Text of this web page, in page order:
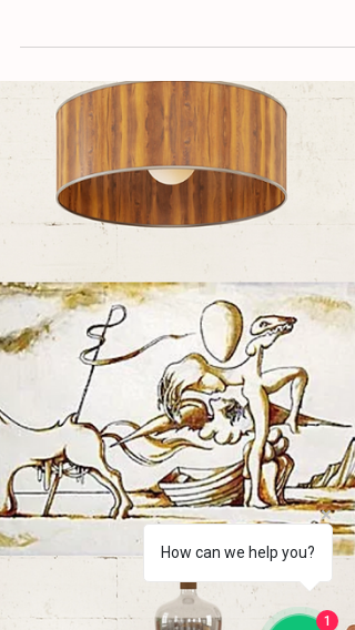
13 de abr. de 2021 1 min de leitura
Fun Facts | Sabe quais são os
principais artistas da arte
figurativa? | Serigrafias&Afins |
Lisboa
Conheça aqui alguns dos maiores artistas
representantes do figurativismo: Johann
Anton Eismann: pintor austríaco; Alberto
Giacometti:...
How can we help you?
1